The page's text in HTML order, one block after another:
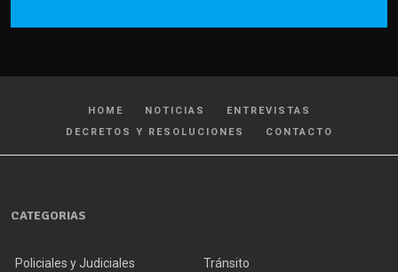
HOME NOTICIAS
ENTREVISTAS
DECRETOS Y RESOLUCIONES
CONTACTO
CATEGORIAS
Policiales y Judiciales Tránsito